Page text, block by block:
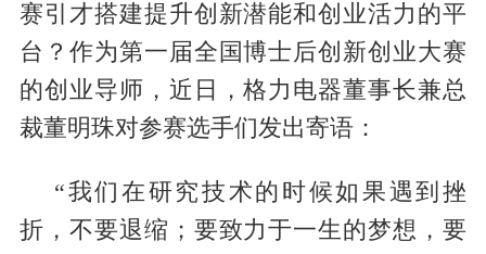
赛引才搭建提升创新潜能和创业活力的平
台？作为第一届全国博士后创新创业大赛
的创业导师，近日，格力电器董事长兼总
裁董明珠对参赛选手们发出寄语：
“我们在研究技术的时候如果遇到挫
折，不要退缩；要致力于一生的梦想，要